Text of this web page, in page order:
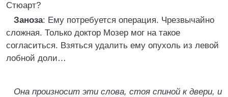
Стюарт?
Заноза: Ему потребуется операция. Чрезвычайно
сложная. Только доктор Мозер мог на такое
согласиться. Взяться удалить ему опухоль из левой
лобной доли…
Она произносит эти слова, стоя спиной к двери, и